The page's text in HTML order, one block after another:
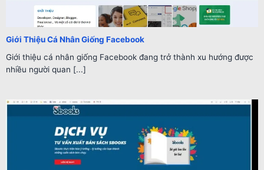
Giới Thiệu Cá Nhân Giống Facebook
Giới thiệu cá nhân giống Facebook đang trở thành xu hướng được
nhiều người quan [...]